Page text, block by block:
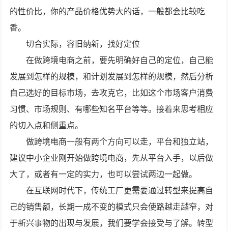
的性价比，你的产品价格优势大的话，一般都会比较吃
香。
切合实际，容旧纳新，找好定位
在做跨境电商之前，要先明确好自己的定位，自己能
发展到怎样的规模，和计划发展到怎样的规模，然后分析
自己选好的目标市场，去攻克它，比如这个市场客户消费
习惯、市场规则、有哪些知名平台等等。接着来思考相应
的切入点和侧重点。
做跨境电商一般有两个方向可以走，平台和独立站，
建议中小企业刚开始做跨境电商，先从平台入手，以后做
大了，或者有一定的实力，也可以尝试两边一起做。
在互联网时代下，传统工厂更需要通过转型来提高自
己的销售额，长期一成不变的模式只会使路越走越窄，对
于新兴事物的出现与发展，我们要学会接受与了解。转型